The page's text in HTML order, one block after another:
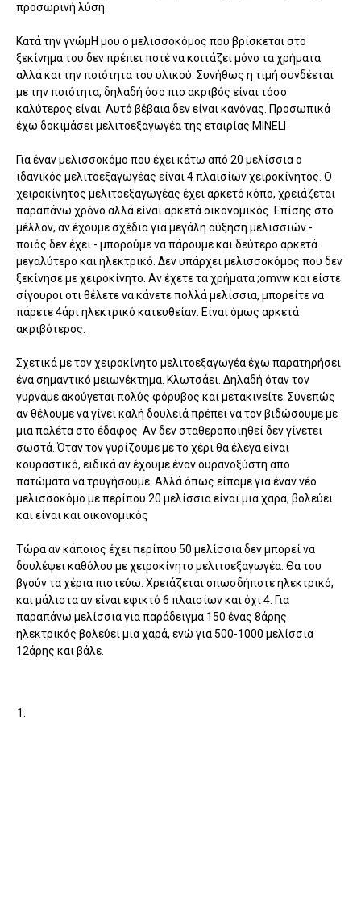
προσωρινή λύση.
Κατά την γνώμΗ μου ο μελισσοκόμος που βρίσκεται στο
ξεκίνημα του δεν πρέπει ποτέ να κοιτάζει μόνο τα χρήματα
αλλά και την ποιότητα του υλικού. Συνήθως η τιμή συνδέεται
με την ποιότητα, δηλαδή όσο πιο ακριβός είναι τόσο
καλύτερος είναι. Αυτό βέβαια δεν είναι κανόνας. Προσωπικά
έχω δοκιμάσει μελιτοεξαγωγέα της εταιρίας MINELI
Για έναν μελισσοκόμο που έχει κάτω από 20 μελίσσια ο
ιδανικός μελιτοεξαγωγέας είναι 4 πλαισίων χειροκίνητος. Ο
χειροκίνητος μελιτοεξαγωγέας έχει αρκετό κόπο, χρειάζεται
παραπάνω χρόνο αλλά είναι αρκετά οικονομικός. Επίσης στο
μέλλον, αν έχουμε σχέδια για μεγάλη αύξηση μελισσιών -
ποιός δεν έχει - μπορούμε να πάρουμε και δεύτερο αρκετά
μεγαλύτερο και ηλεκτρικό. Δεν υπάρχει μελισσοκόμος που δεν
ξεκίνησε με χειροκίνητο. Αν έχετε τα χρήματα ;omvw και είστε
σίγουροι οτι θέλετε να κάνετε πολλά μελίσσια, μπορείτε να
πάρετε 4άρι ηλεκτρικό κατευθείαν. Είναι όμως αρκετά
ακριβότερος.
Σχετικά με τον χειροκίνητο μελιτοεξαγωγέα έχω παρατηρήσει
ένα σημαντικό μειωνέκτημα. Κλωτσάει. Δηλαδή όταν τον
γυρνάμε ακούγεται πολύς φόρυβος και μετακινείτε. Συνεπώς
αν θέλουμε να γίνει καλή δουλειά πρέπει να τον βιδώσουμε με
μια παλέτα στο έδαφος. Αν δεν σταθεροποιηθεί δεν γίνετει
σωστά. Όταν τον γυρίζουμε με το χέρι θα έλεγα είναι
κουραστικό, ειδικά αν έχουμε έναν ουρανοξύστη απο
πατώματα να τρυγήσουμε. Αλλά όπως είπαμε για έναν νέο
μελισσοκόμο με περίπου 20 μελίσσια είναι μια χαρά, βολεύει
και είναι και οικονομικός
Τώρα αν κάποιος έχει περίπου 50 μελίσσια δεν μπορεί να
δουλέψει καθόλου με χειροκίνητο μελιτοεξαγωγέα. Θα του
βγούν τα χέρια πιστεύω. Χρειάζεται οπωσδήποτε ηλεκτρικό,
και μάλιστα αν είναι εφικτό 6 πλαισίων και όχι 4. Για
παραπάνω μελίσσια για παράδειγμα 150 ένας 8άρης
ηλεκτρικός βολεύει μια χαρά, ενώ για 500-1000 μελίσσια
12άρης και βάλε.